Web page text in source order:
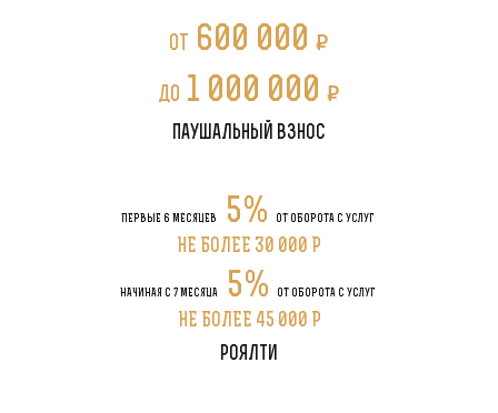
от 600 000 P
до 1 000 000 P
паушальный взнос
ПЕРВЫЕ 6 МЕСЯЦЕВ 5% ОТ ОБОРОТА С УСЛУГ
НЕ БОЛЕЕ 30 000 P
НАЧИНАЯ С 7 МЕСЯЦА 5% ОТ ОБОРОТА С УСЛУГ
НЕ БОЛЕЕ 45 000 P
роялти